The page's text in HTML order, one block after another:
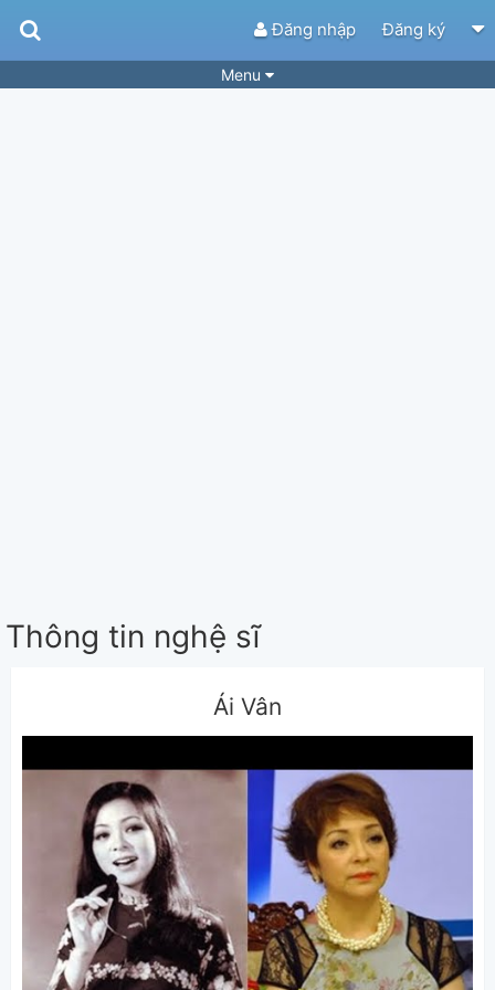
Đăng nhập Đăng ký
Menu
Thông tin nghệ sĩ
Ái Vân